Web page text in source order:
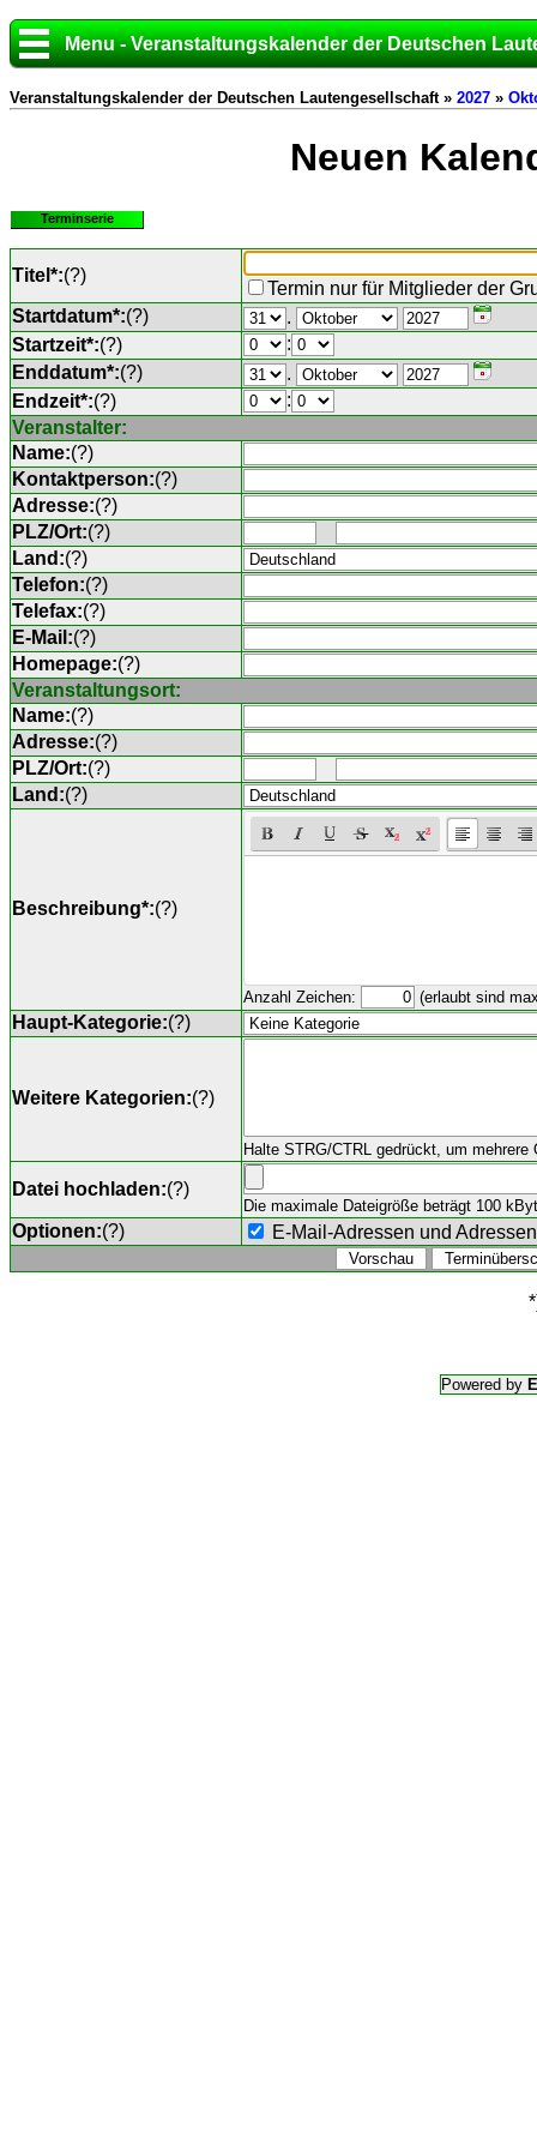
Menu - Veranstaltungskalender der Deutschen
Veranstaltungskalender der Deutschen Lautengesellschaft » 2027 »
Neuen
Terminserie
Titel*:(?)
Termin nur für Mitglieder der
Startdatum*:(?)
.
Startzeit*:(?)
:
Enddatum*:(?)
.
Endzeit*:(?)
:
Veranstalter:
Name:(?)
Kontaktperson:(?)
Adresse:(?)
PLZ/Ort:(?)
Land:(?)
Telefon:(?)
Telefax:(?)
E-Mail:(?)
Homepage:(?)
Veranstaltungsort:
Name:(?)
Adresse:(?)
PLZ/Ort:(?)
Land:(?)
Beschreibung*:(?)
Anzahl Zeichen: (erlaubt sind
Haupt-Kategorie:(?)
Weitere Kategorien:(?)
Halte STRG/CTRL gedrückt, um mehrere
Datei hochladen:(?)
Die maximale Dateigröße beträgt 100
Optionen:(?) E-Mail-Adressen und
Powered by